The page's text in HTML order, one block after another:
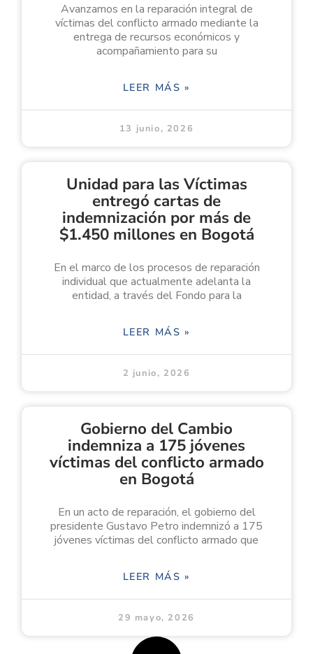
Avanzamos en la reparación integral de
víctimas del conflicto armado mediante la
entrega de recursos económicos y
acompañamiento para su
LEER MÁS »
13 junio, 2026
Unidad para las Víctimas
entregó cartas de
indemnización por más de
$1.450 millones en Bogotá
En el marco de los procesos de reparación
individual que actualmente adelanta la
entidad, a través del Fondo para la
LEER MÁS »
2 junio, 2026
Gobierno del Cambio
indemniza a 175 jóvenes
víctimas del conflicto armado
en Bogotá
En un acto de reparación, el gobierno del
presidente Gustavo Petro indemnizó a 175
jóvenes víctimas del conflicto armado que
LEER MÁS »
29 mayo, 2026